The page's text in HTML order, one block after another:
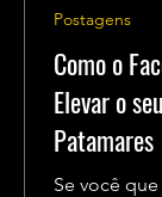
Como o
Elevar o
Patamares
Se você
Postagens